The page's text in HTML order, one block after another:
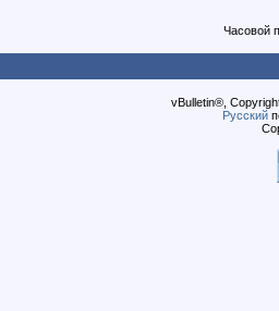
Часовой
vBulletin®,
Русский